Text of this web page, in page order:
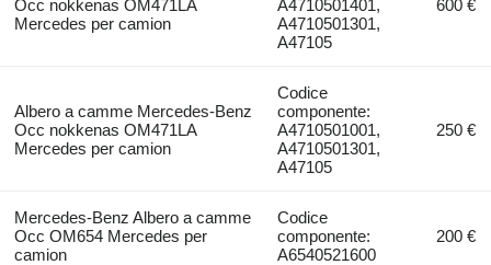
Occ nokkenas OM471LA
Mercedes per camion
A4710501401,
A4710501301,
A47105
600 €
Albero a camme Mercedes-Benz
Occ nokkenas OM471LA
Mercedes per camion
Codice
componente:
A4710501001,
A4710501301,
A47105
250 €
Mercedes-Benz Albero a camme
Occ OM654 Mercedes per
camion
Codice
componente:
A6540521600
200 €